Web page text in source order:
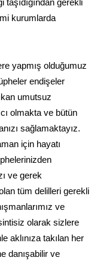
gerekli
kurumlarda
yapmış olduğumuz
endişeler
umutsuz
olmakta ve bütün
sağlamaktayız.
için hayatı
ve gerek
tüm delilleri gerekli
ve
olarak sizlere
aklınıza takılan her
danışabilir ve